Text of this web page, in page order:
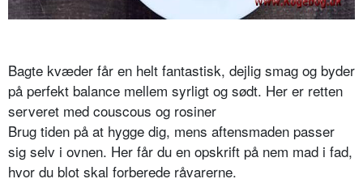
Bagte kvæder får en helt fantastisk, dejlig smag og byder
på perfekt balance mellem syrligt og sødt. Her er retten
serveret med couscous og rosiner
Brug tiden på at hygge dig, mens aftensmaden passer
sig selv i ovnen. Her får du en opskrift på nem mad i fad,
hvor du blot skal forberede råvarerne.